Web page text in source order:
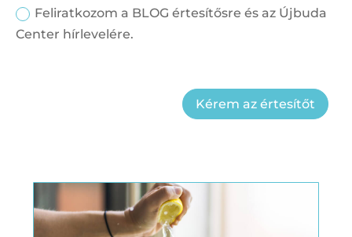
Feliratkozom a BLOG értesítősre és az Újbuda
Center hírlevelére.
Kérem az értesítőt